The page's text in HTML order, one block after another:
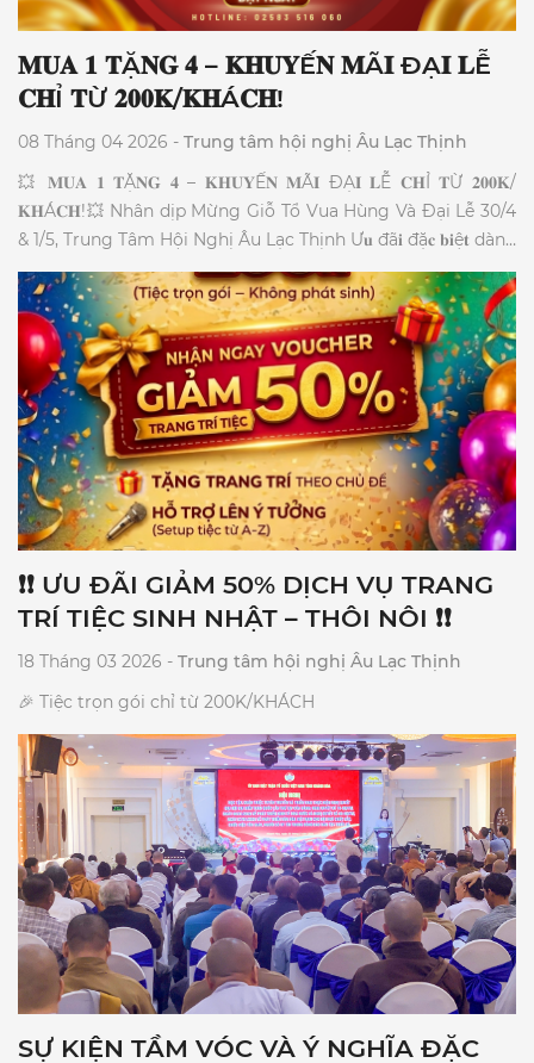
𝐌𝐔𝐀 𝟏 𝐓Ặ𝐍𝐆 𝟒 – 𝐊𝐇𝐔𝐘Ế𝐍 𝐌Ã𝐈 ĐẠ𝐈 𝐋Ễ
𝐂𝐇Ỉ 𝐓Ừ 𝟐𝟎𝟎𝐊/𝐊𝐇Á𝐂𝐇!
08 Tháng 04 2026 - Trung tâm hội nghị Âu Lạc Thịnh
💥 𝐌𝐔𝐀 𝟏 𝐓Ặ𝐍𝐆 𝟒 – 𝐊𝐇𝐔𝐘Ế𝐍 𝐌Ã𝐈 ĐẠ𝐈 𝐋Ễ 𝐂𝐇Ỉ 𝐓Ừ 𝟐𝟎𝟎𝐊/
𝐊𝐇Á𝐂𝐇!💥 Nhân dịp Mừng Giỗ Tổ Vua Hùng Và Đại Lễ 30/4
& 1/5, Trung Tâm Hội Nghị Âu Lạc Thịnh Ư𝐮 đã𝐢 đặ𝐜 𝐛𝐢ệ𝐭 dành
riêng cho các cơ quan, hội nhóm. 1️⃣ 𝐓Ặ𝐍𝐆 𝐌Ó𝐍 khai vị: Gỏi
Xoài Cá Cơm đậm đà. 2️⃣ 𝐌𝐈Ễ𝐍 𝐏𝐇Í Hệ thống âm thanh, ánh
sáng chuyên nghiệp (Trị giá 2.000.000đ). 3️⃣ 𝐌𝐈Ễ𝐍 𝐏𝐇Í
Chương trình Karaoke suốt tiệc (Trị giá 1.000.000đ). 4️⃣
𝐌𝐈Ễ𝐍 𝐏𝐇Í Thiết kế & trình chiếu Backdrop LED rực rỡ (Trị
giá 1.000.000đ). 🔥ĐẶ𝐂 𝐁𝐈Ệ𝐓: Giảm thêm 𝟏𝟎% 𝐠𝐢á thức uống
cho tiệc từ 80 khách.🔥 ⏰ Thời gian áp dụng: 𝟐𝟒/𝟎𝟒/𝟐𝟎𝟐𝟔 –
𝟎𝟑/𝟎𝟓/𝟐𝟎𝟐𝟔. 📍 Địa chỉ: 99 Nguyễn Thị Minh Khai, P. Nha
Trang, Khánh Hòa 📞 Hotline đặt tiệc: 02583 516 060
❗❗ ƯU ĐÃI GIẢM 50% DỊCH VỤ TRANG
TRÍ TIỆC SINH NHẬT – THÔI NÔI ❗❗
18 Tháng 03 2026 - Trung tâm hội nghị Âu Lạc Thịnh
🎉 Tiệc trọn gói chỉ từ 200K/KHÁCH
SỰ KIỆN TẦM VÓC VÀ Ý NGHĨA ĐẶC